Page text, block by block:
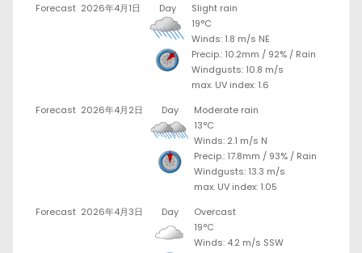
Forecast 2026年4月1日 Day
Slight rain
19°C
Winds: 1.8 m/s NE
Precip.: 10.2mm / 92% / Rain
Windgusts: 10.8 m/s
max. UV index: 1.6
Forecast 2026年4月2日 Day
Moderate rain
13°C
Winds: 2.1 m/s N
Precip.: 17.8mm / 93% / Rain
Windgusts: 13.3 m/s
max. UV index: 1.05
Forecast 2026年4月3日 Day
Overcast
19°C
Winds: 4.2 m/s SSW